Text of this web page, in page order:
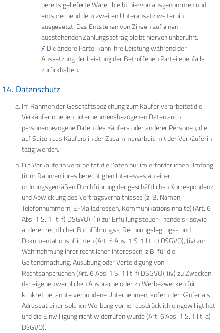
bereits gelieferte Waren bleibt hiervon ausgenommen und
entsprechend dem zweiten Unterabsatz weiterhin
ausgesetzt. Das Entstehen von Zinsen auf einen
ausstehenden Zahlungsbetrag bleibt hiervon unberührt.
Die andere Partei kann ihre Leistung während der
Aussetzung der Leistung der Betroffenen Partei ebenfalls
zurückhalten.
14. Datenschutz
Im Rahmen der Geschäftsbeziehung zum Käufer verarbeitet die
Verkäuferin neben unternehmensbezogenen Daten auch
personenbezogene Daten des Käufers oder anderer Personen, die
auf Seiten des Käufers in der Zusammenarbeit mit der Verkäuferin
tätig werden.
Die Verkäuferin verarbeitet die Daten nur im erforderlichen Umfang
(i) im Rahmen ihres berechtigten Interesses an einer
ordnungsgemäßen Durchführung der geschäftlichen Korrespondenz
und Abwicklung des Vertragsverhältnisses (z. B. Namen,
Telefonnummern, E-Mailadressen, Kommunikationsinhalte) (Art. 6
Abs. 1 S. 1 lit. f) DSGVO), (ii) zur Erfüllung steuer-, handels- sowie
anderer rechtlicher Buchführungs-, Rechnungslegungs- und
Dokumentationspflichten (Art. 6 Abs. 1 S. 1 lit. c) DSGVO), (iv) zur
Wahrnehmung ihrer rechtlichen Interessen, z.B. für die
Geltendmachung, Ausübung oder Verteidigung von
Rechtsansprüchen (Art. 6 Abs. 1 S. 1 lit. f) DSGVO), (iv) zu Zwecken
der eigenen werblichen Ansprache oder zu Werbezwecken für
konkret benannte verbundene Unternehmen, sofern der Käufer als
Adressat einer solchen Werbung vorher ausdrücklich eingewilligt hat
und die Einwilligung nicht widerrufen wurde (Art. 6 Abs. 1 S. 1 lit. a)
DSGVO).